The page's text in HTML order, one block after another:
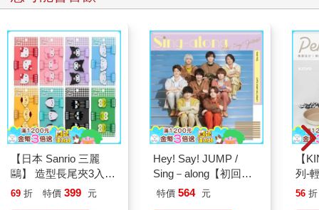
【日本 Sanrio 三麗
鷗】 造型長尾夾3入組
(8款可選) 凱蒂貓 Hello
69 折 特價 399 元
Hey! Say! JUMP /
Sing－along【初回版
1】CD＋DVD
特價 564 元
【
列-
平
56 折